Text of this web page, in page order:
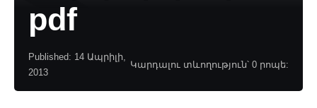
pdf
Published: 14 Ապրիլի,
2013
Կարդալու տևողություն՝ 0 րոպե: